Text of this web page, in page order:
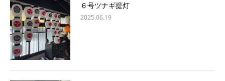
６号ツナギ提灯
2025.06.19